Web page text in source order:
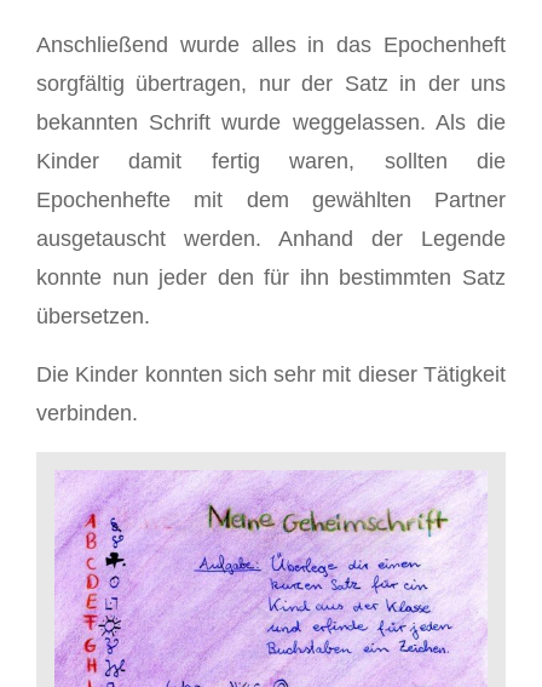
Anschließend wurde alles in das Epochenheft
sorgfältig übertragen, nur der Satz in der uns
bekannten Schrift wurde weggelassen. Als die
Kinder damit fertig waren, sollten die
Epochenhefte mit dem gewählten Partner
ausgetauscht werden. Anhand der Legende
konnte nun jeder den für ihn bestimmten Satz
übersetzen.
Die Kinder konnten sich sehr mit dieser Tätigkeit
verbinden.